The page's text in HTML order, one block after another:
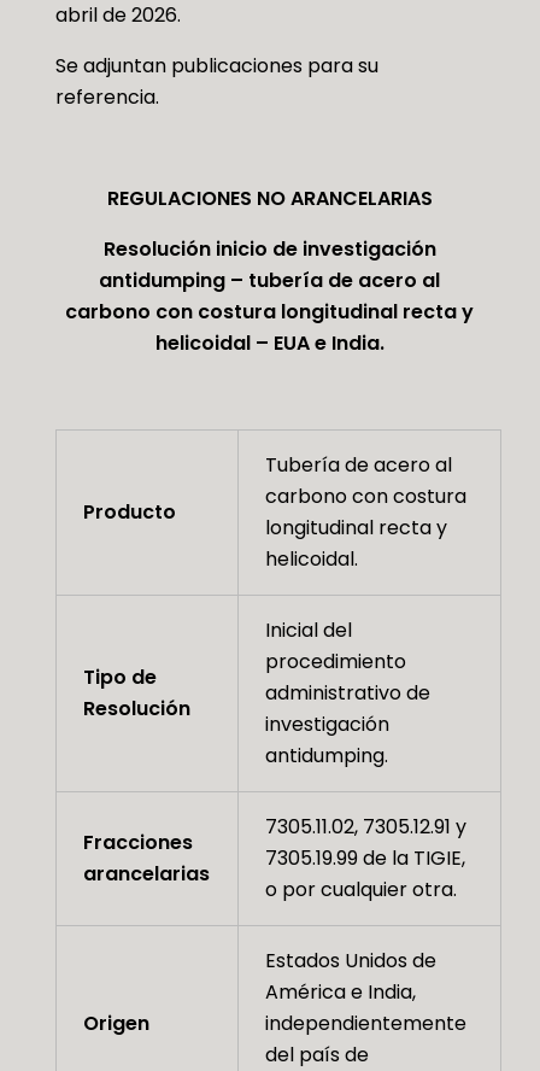
abril de 2026.
Se adjuntan publicaciones para su
referencia.
REGULACIONES NO ARANCELARIAS
Resolución inicio de investigación
antidumping – tubería de acero al
carbono con costura longitudinal recta y
helicoidal – EUA e India.
Producto
Tubería de acero al
carbono con costura
longitudinal recta y
helicoidal.
Tipo de
Resolución
Inicial del
procedimiento
administrativo de
investigación
antidumping.
Fracciones
arancelarias
7305.11.02, 7305.12.91 y
7305.19.99 de la TIGIE,
o por cualquier otra.
Origen
Estados Unidos de
América e India,
independientemente
del país de